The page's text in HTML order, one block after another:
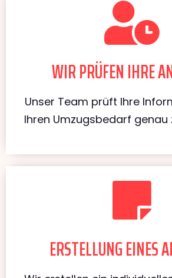
WIR PRÜFEN IHRE
Unser Team prüft Ihre
Ihren Umzugsbedarf genau
ERSTELLUNG EINES